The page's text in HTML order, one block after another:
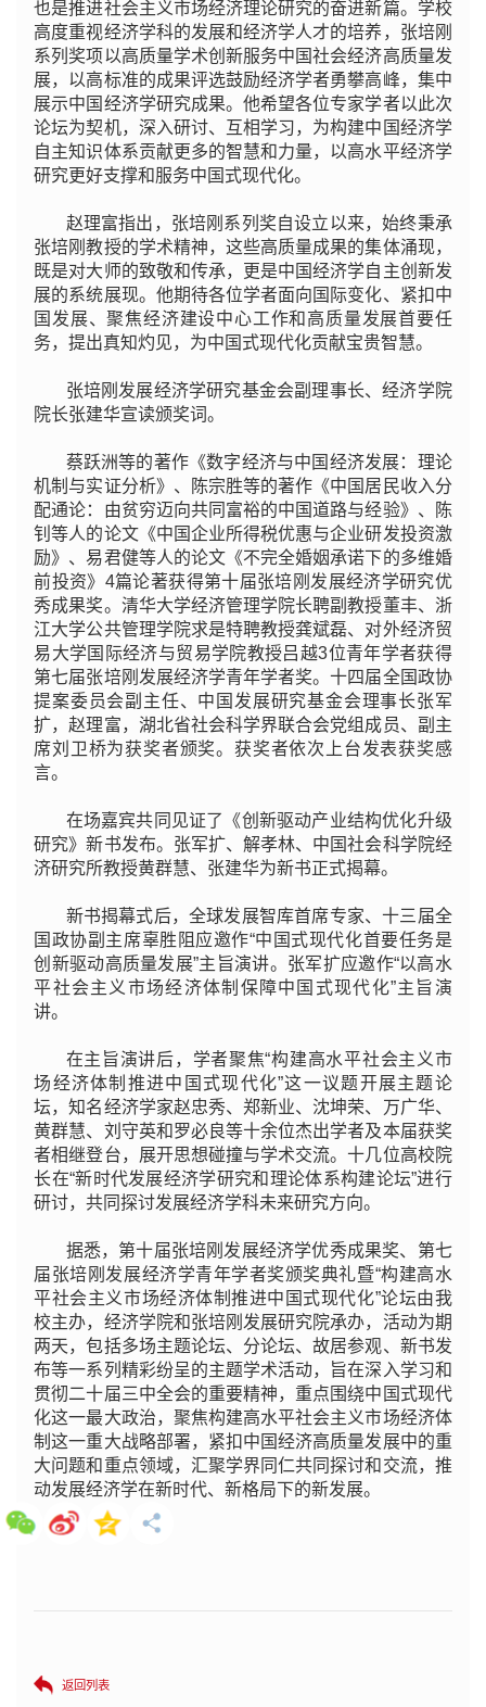
也是推进社会主义市场经济理论研究的奋进新篇。学校
高度重视经济学科的发展和经济学人才的培养，张培刚
系列奖项以高质量学术创新服务中国社会经济高质量发
展，以高标准的成果评选鼓励经济学者勇攀高峰，集中
展示中国经济学研究成果。他希望各位专家学者以此次
论坛为契机，深入研讨、互相学习，为构建中国经济学
自主知识体系贡献更多的智慧和力量，以高水平经济学
研究更好支撑和服务中国式现代化。
赵理富指出，张培刚系列奖自设立以来，始终秉承
张培刚教授的学术精神，这些高质量成果的集体涌现，
既是对大师的致敬和传承，更是中国经济学自主创新发
展的系统展现。他期待各位学者面向国际变化、紧扣中
国发展、聚焦经济建设中心工作和高质量发展首要任
务，提出真知灼见，为中国式现代化贡献宝贵智慧。
张培刚发展经济学研究基金会副理事长、经济学院
院长张建华宣读颁奖词。
蔡跃洲等的著作《数字经济与中国经济发展：理论
机制与实证分析》、陈宗胜等的著作《中国居民收入分
配通论：由贫穷迈向共同富裕的中国道路与经验》、陈
钊等人的论文《中国企业所得税优惠与企业研发投资激
励》、易君健等人的论文《不完全婚姻承诺下的多维婚
前投资》4篇论著获得第十届张培刚发展经济学研究优
秀成果奖。清华大学经济管理学院长聘副教授董丰、浙
江大学公共管理学院求是特聘教授龚斌磊、对外经济贸
易大学国际经济与贸易学院教授吕越3位青年学者获得
第七届张培刚发展经济学青年学者奖。十四届全国政协
提案委员会副主任、中国发展研究基金会理事长张军
扩，赵理富，湖北省社会科学界联合会党组成员、副主
席刘卫桥为获奖者颁奖。获奖者依次上台发表获奖感
言。
在场嘉宾共同见证了《创新驱动产业结构优化升级
研究》新书发布。张军扩、解孝林、中国社会科学院经
济研究所教授黄群慧、张建华为新书正式揭幕。
新书揭幕式后，全球发展智库首席专家、十三届全
国政协副主席辜胜阻应邀作“中国式现代化首要任务是
创新驱动高质量发展”主旨演讲。张军扩应邀作“以高水
平社会主义市场经济体制保障中国式现代化”主旨演
讲。
在主旨演讲后，学者聚焦“构建高水平社会主义市
场经济体制推进中国式现代化”这一议题开展主题论
坛，知名经济学家赵忠秀、郑新业、沈坤荣、万广华、
黄群慧、刘守英和罗必良等十余位杰出学者及本届获奖
者相继登台，展开思想碰撞与学术交流。十几位高校院
长在“新时代发展经济学研究和理论体系构建论坛”进行
研讨，共同探讨发展经济学科未来研究方向。
据悉，第十届张培刚发展经济学优秀成果奖、第七
届张培刚发展经济学青年学者奖颁奖典礼暨“构建高水
平社会主义市场经济体制推进中国式现代化”论坛由我
校主办，经济学院和张培刚发展研究院承办，活动为期
两天，包括多场主题论坛、分论坛、故居参观、新书发
布等一系列精彩纷呈的主题学术活动，旨在深入学习和
贯彻二十届三中全会的重要精神，重点围绕中国式现代
化这一最大政治，聚焦构建高水平社会主义市场经济体
制这一重大战略部署，紧扣中国经济高质量发展中的重
大问题和重点领域，汇聚学界同仁共同探讨和交流，推
动发展经济学在新时代、新格局下的新发展。
返回列表